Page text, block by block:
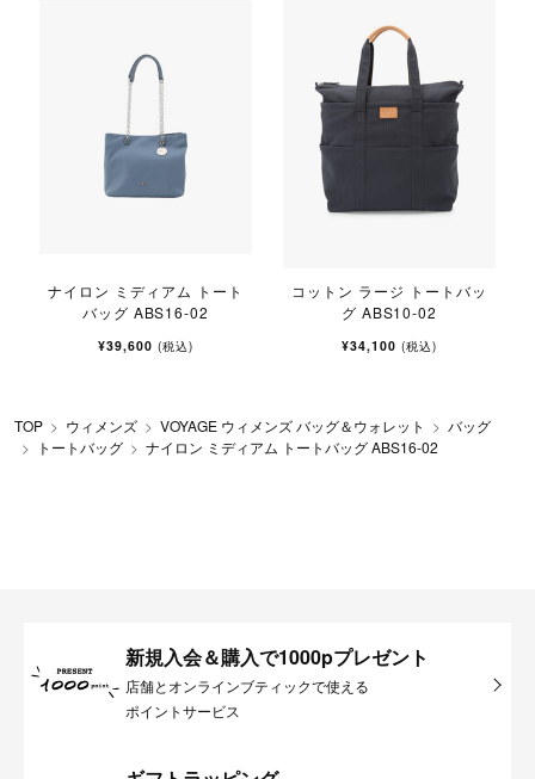
ナイロン ミディアム トート
バッグ ABS16-02
¥39,600 (税込)
コットン ラージ トートバッ
グ ABS10-02
¥34,100 (税込)
TOP ウィメンズ VOYAGE ウィメンズ バッグ＆ウォレット
バッグ
トートバッグ
ナイロン ミディアム トートバッグ ABS16-02
新規入会＆購入で1000pプレゼント
店舗とオンラインブティックで使える
ポイントサービス